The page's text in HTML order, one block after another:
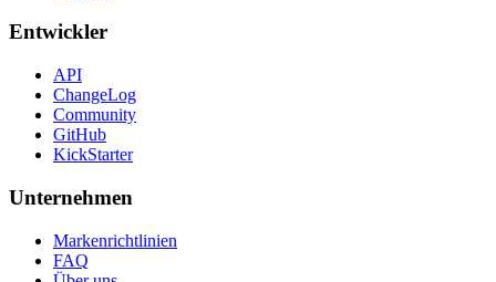
Entwickler
API
ChangeLog
Community
GitHub
KickStarter
Unternehmen
Markenrichtlinien
FAQ